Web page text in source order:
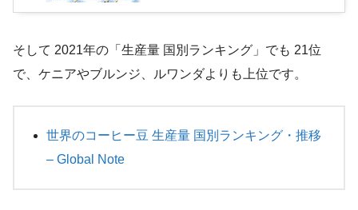
そして 2021年の「生産量 国別ランキング」でも 21位
で、ケニアやブルンジ、ルワンダよりも上位です。
世界のコーヒー豆 生産量 国別ランキング・推移
– Global Note